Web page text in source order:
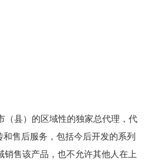
县）的区域性的独家总代理，代
售后服务，包括今后开发的系列
销售该产品，也不允许其他人在上